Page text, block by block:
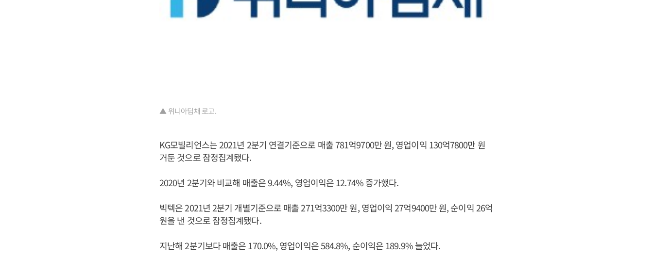
▲ 위니아딤채 로고.
KG모빌리언스는 2021년 2분기 연결기준으로 매출 781억9700만 원, 영업이익 130억7800만 원
거둔 것으로 잠정집계됐다.
2020년 2분기와 비교해 매출은 9.44%, 영업이익은 12.74% 증가했다.
빅텍은 2021년 2분기 개별기준으로 매출 271억3300만 원, 영업이익 27억9400만 원, 순이익 26억
원을 낸 것으로 잠정집계됐다.
지난해 2분기보다 매출은 170.0%, 영업이익은 584.8%, 순이익은 189.9% 늘었다.